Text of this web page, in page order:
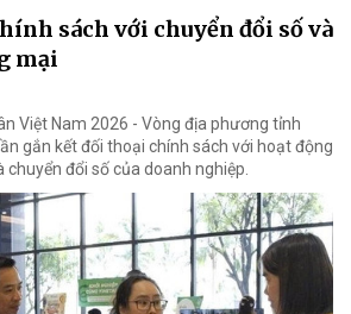
sách với chuyển đổi số và
mại
Việt Nam 2026 - Vòng địa phương tỉnh
gắn kết đối thoại chính sách với hoạt động
đổi số của doanh nghiệp.